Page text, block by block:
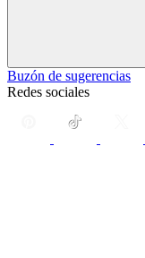
Buzón de sugerencias
Redes sociales